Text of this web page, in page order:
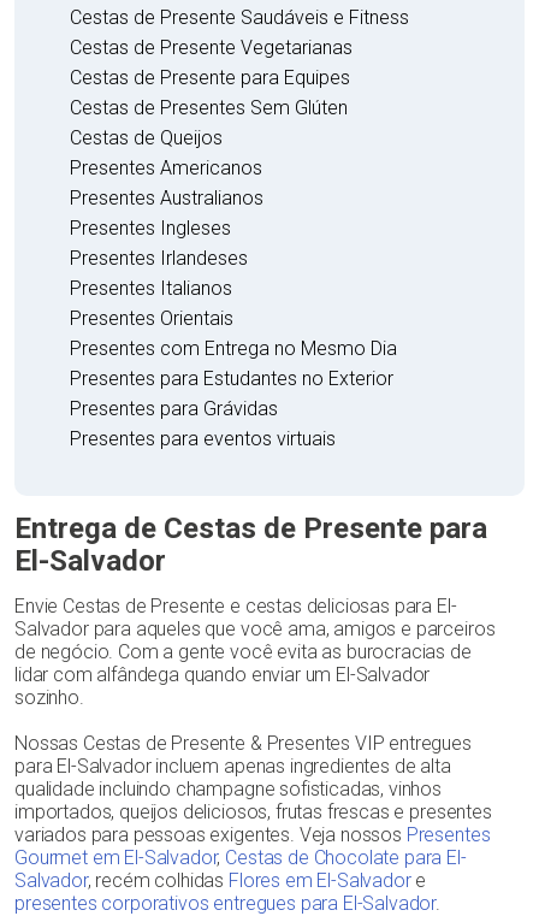
Cestas de Presente Saudáveis e Fitness
Cestas de Presente Vegetarianas
Cestas de Presente para Equipes
Cestas de Presentes Sem Glúten
Cestas de Queijos
Presentes Americanos
Presentes Australianos
Presentes Ingleses
Presentes Irlandeses
Presentes Italianos
Presentes Orientais
Presentes com Entrega no Mesmo Dia
Presentes para Estudantes no Exterior
Presentes para Grávidas
Presentes para eventos virtuais
Entrega de Cestas de Presente para
El-Salvador
Envie Cestas de Presente e cestas deliciosas para El-
Salvador para aqueles que você ama, amigos e parceiros
de negócio. Com a gente você evita as burocracias de
lidar com alfândega quando enviar um El-Salvador
sozinho.
Nossas Cestas de Presente & Presentes VIP entregues
para El-Salvador incluem apenas ingredientes de alta
qualidade incluindo champagne sofisticadas, vinhos
importados, queijos deliciosos, frutas frescas e presentes
variados para pessoas exigentes. Veja nossos Presentes
Gourmet em El-Salvador, Cestas de Chocolate para El-
Salvador, recém colhidas Flores em El-Salvadore
presentes corporativos entregues para El-Salvador.